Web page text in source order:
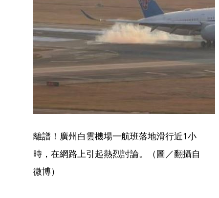
離譜！廣州白雲機場一航班落地滑行近1小
時，在網路上引起熱烈討論。（圖／翻攝自
微博）